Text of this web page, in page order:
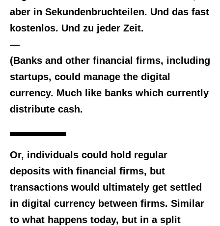
aber in Sekundenbruchteilen. Und das fast
kostenlos. Und zu jeder Zeit.
—
(Banks and other financial firms, including
startups, could manage the digital
currency. Much like banks which currently
distribute cash.
Or, individuals could hold regular
deposits with financial firms, but
transactions would ultimately get settled
in digital currency between firms. Similar
to what happens today, but in a split